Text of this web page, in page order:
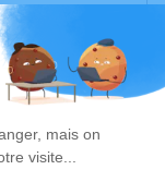
pour
photos
vos pensées
Cet endroit
la